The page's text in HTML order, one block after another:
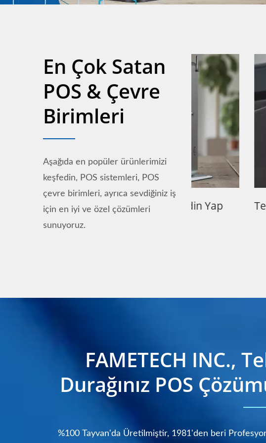
En Çok Satan
POS & Çevre
Birimleri
Aşağıda en popüler ürünlerimizi
keşfedin, POS sistemleri, POS
çevre birimleri, ayrıca sevdiğiniz iş
için en iyi ve özel çözümleri
sunuyoruz.
Tezgah Üstü Kendin Yap
KIOSK
Termal Fatura
FAMETECH INC.,
Durağınız POS
%100 Tayvan'da Üretilmiştir, 1981'den beri